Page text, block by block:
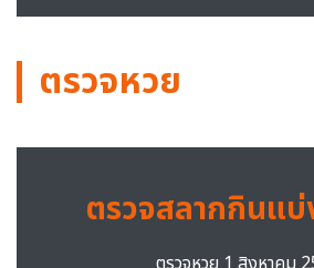
ตรวจหวย
ตรวจสลากกินแบ่